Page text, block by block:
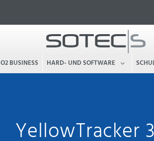
O2 BUSINESS HARD- UND SOFTWARE
YellowTracker